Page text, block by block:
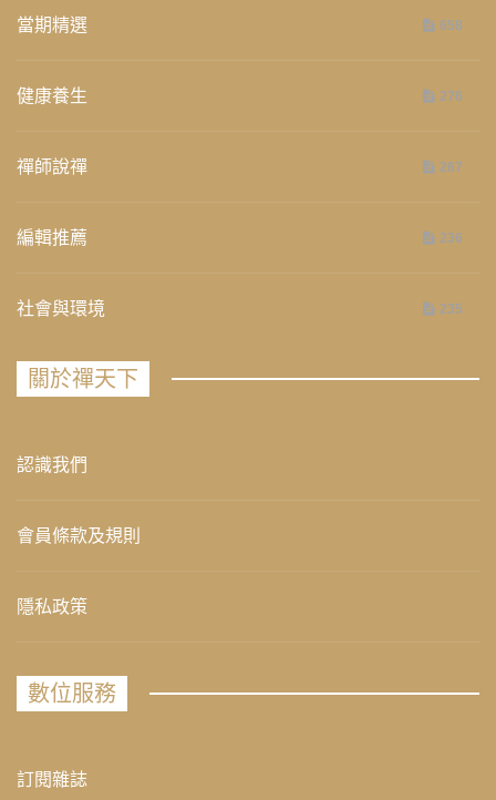
當期精選 658
健康養生 276
禪師說禪 267
編輯推薦 236
社會與環境 235
關於禪天下
認識我們
會員條款及規則
隱私政策
數位服務
訂閱雜誌